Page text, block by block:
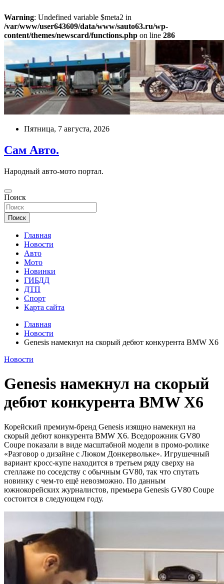
Warning: Undefined variable $meta2 in
/var/www/user643609/data/www/sauto63.ru/wp-
content/themes/newscard/functions.php on line 286
Перейти
содержимому
Пятница, 7 августа, 2026
Сам Авто.
Народный авто-мото портал.
Поиск
Поиск
Главная
Новости
Авто
Мото
Новинки
ГИБДД
ДТП
Спорт
Карта сайта
Главная
Новости
Genesis намекнул на скорый дебют конкурента BMW X6
Новости
Genesis намекнул на скорый
дебют конкурента BMW X6
Корейский премиум-бренд Genesis изящно намекнул на
скорый дебют конкурента BMW X6. Вседорожник GV80
Coupe показали в виде масштабной модели в промо-ролике
«Разговор о дизайне с Люком Донкервольке». Игрушечный
вариант кросс-купе находится в третьем ряду сверху на
стеллаже по соседству с обычным GV80, так что спутать
новинку с чем-то ещё невозможно. По данным
южнокорейских журналистов, премьера Genesis GV80 Coupe
состоится в следующем году.